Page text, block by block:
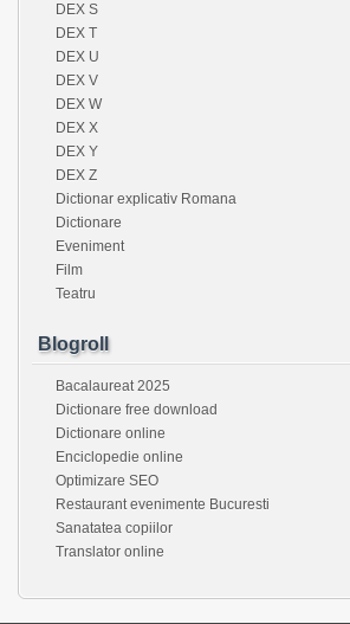
DEX S
DEX T
DEX U
DEX V
DEX W
DEX X
DEX Y
DEX Z
Dictionar explicativ Romana
Dictionare
Eveniment
Film
Teatru
Blogroll
Bacalaureat 2025
Dictionare free download
Dictionare online
Enciclopedie online
Optimizare SEO
Restaurant evenimente Bucuresti
Sanatatea copiilor
Translator online